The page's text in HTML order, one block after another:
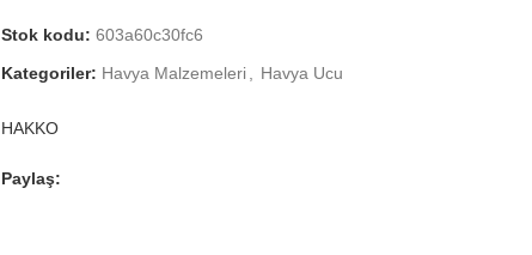
Stok kodu: 603a60c30fc6
Kategoriler: Havya Malzemeleri Havya Ucu
HAKKO
Paylaş: